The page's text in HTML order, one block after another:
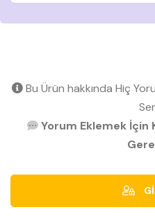
Bu Ürün hakkında Hiç
Yorum Eklemek İçin